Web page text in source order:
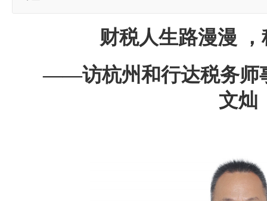
财税人生路漫漫
——访杭州和行达税务师
文灿